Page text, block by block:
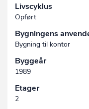
Livscyklus
Opført
Bygningens
Bygning til kontor
Byggeår
1989
Etager
2